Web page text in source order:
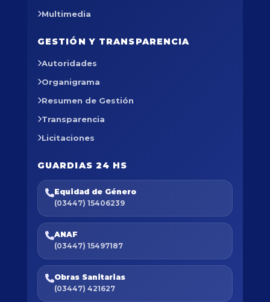
Multimedia
GESTIÓN Y TRANSPARENCIA
Autoridades
Organigrama
Resumen de Gestión
Transparencia
Licitaciones
GUARDIAS 24 HS
Equidad de Género
(03447) 15406239
ANAF
(03447) 15497187
Obras Sanitarias
(03447) 421627